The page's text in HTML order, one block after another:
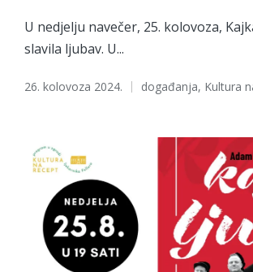
U nedjelju navečer, 25. kolovoza,
slavila ljubav. U...
26. kolovoza 2024.
Tags: događanja, Kultura